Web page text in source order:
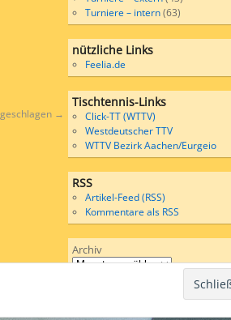
→
Turniere – intern(63)
nützliche Links
Feelia.de
Tischtennis-Links
Click-TT (WTTV)
Westdeutscher TTV
WTTV Bezirk Aachen/Eurgeio
RSS
Artikel-Feed (RSS)
Kommentare als RSS
Archiv
Wordpress